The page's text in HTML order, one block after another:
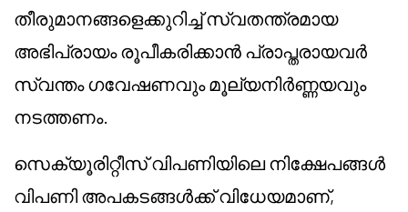
തീരുമാനങ്ങളെക്കുറിച്ച് സ്വതന്ത്രമായ
അഭിപ്രായം രൂപീകരിക്കാൻ പ്രാപ്തരായവർ
സ്വന്തം ഗവേഷണവും മൂല്യനിർണ്ണയവും
നടത്തണം.
സെക്യൂരിറ്റീസ് വിപണിയിലെ നിക്ഷേപങ്ങൾ
വിപണി അപകടങ്ങൾക്ക് വിധേയമാണ്,